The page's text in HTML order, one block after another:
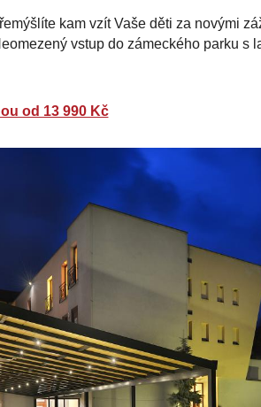
kam vzít Vaše děti za novými
vstup do zámeckého parku s
od 13 990 Kč